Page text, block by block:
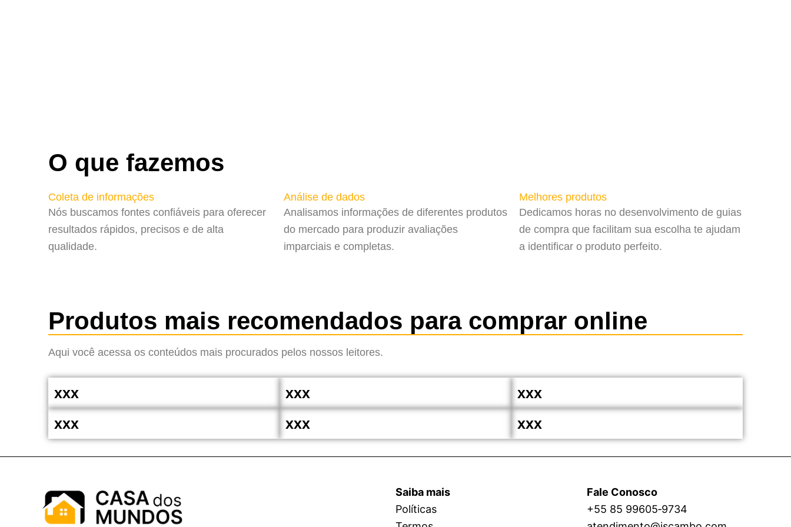
O que fazemos
Coleta de informações
Nós buscamos fontes confiáveis para oferecer
resultados rápidos, precisos e de alta
qualidade.
Análise de dados
Analisamos informações de diferentes produtos
do mercado para produzir avaliações
imparciais e completas.
Melhores produtos
Dedicamos horas no desenvolvimento de guias
de compra que facilitam sua escolha te ajudam
a identificar o produto perfeito.
Produtos mais recomendados para comprar online
Aqui você acessa os conteúdos mais procurados pelos nossos leitores.
xxx xxx
xxx
xxx
xxx xxx
Saiba mais
Políticas
Fale Conosco
+55 85 99605‑9734